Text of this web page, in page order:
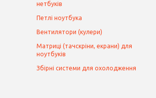
нетбуків
Петлі ноутбука
Вентилятори (кулери)
Матриці (тачскріни, екрани) для
ноутбуків
Збірні системи для охолодження